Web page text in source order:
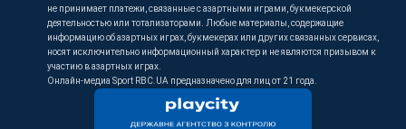
не принимает платежи, связанные с азартными играми, букмекерской
деятельностью или тотализаторами. Любые материалы, содержащие
информацию об азартных играх, букмекерах или других связанных сервисах,
носят исключительно информационный характер и не являются призывом к
участию в азартных играх.
Онлайн-медиа Sport RBC.UA предназначено для лиц от 21 года.